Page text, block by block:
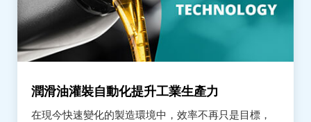
潤滑油灌裝自動化提升工業生產力
在現今快速變化的製造環境中，效率不再只是目標，